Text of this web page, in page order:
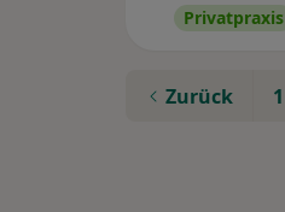
Privatpraxis
Zurück 1